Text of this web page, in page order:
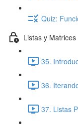
Quiz:
Listas y Matrices
35.
36.
37. Listas